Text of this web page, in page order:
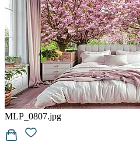
MLP_0807.jpg